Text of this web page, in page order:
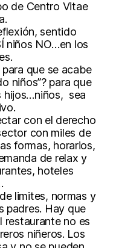
de Centro Vitae
sentido
niños NO…en los
que se acabe
niños”? para que
hijos…niños, sea
con el derecho
con miles de
formas, horarios,
de relax y
hoteles
limites, normas y
padres. Hay que
restaurante no es
niñeros. Los